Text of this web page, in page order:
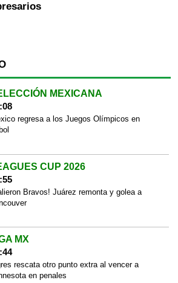
MEXICANA
regresa a los Juegos Olímpicos en
CUP 2026
Bravos! Juárez remonta y golea a
MX
rescata otro punto extra al vencer a
en penales